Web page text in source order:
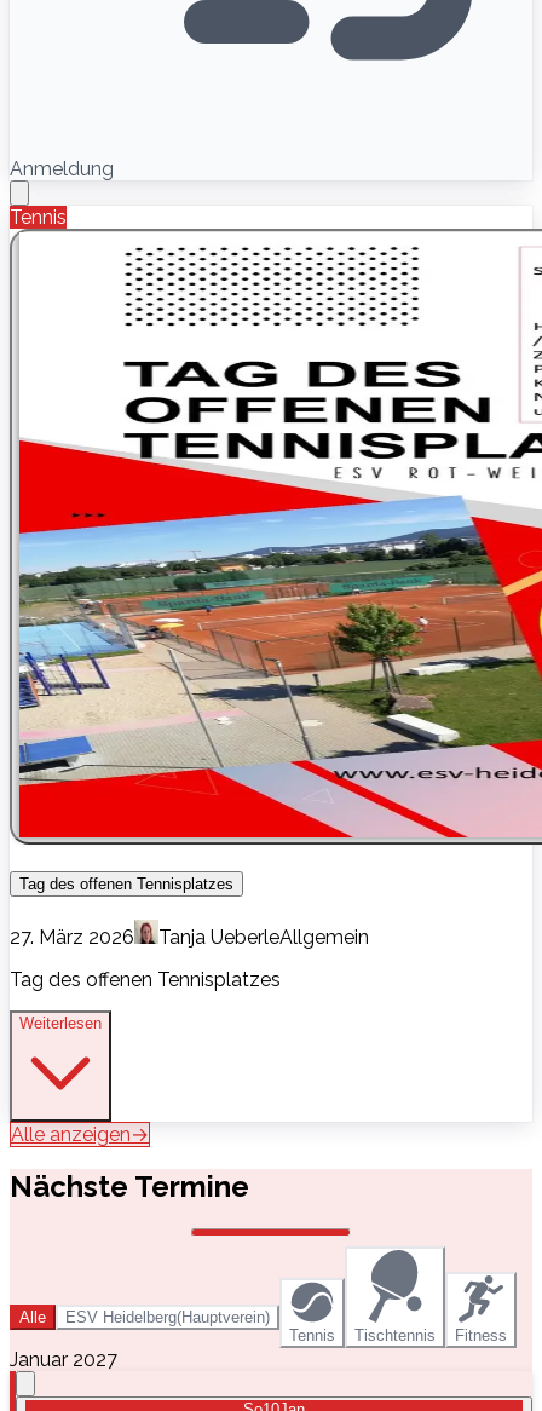
Anmeldung
Tennis
Tag des offenen Tennisplatzes
27. März 2026 Tanja UeberleAllgemein
Tag des offenen Tennisplatzes
Weiterlesen
Alle anzeigen→
Nächste Termine
Alle ESV Heidelberg(Hauptverein)
Tennis
Tischtennis Fitness
Januar 2027